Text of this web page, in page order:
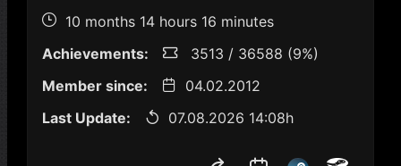
10 months 14 hours 16 minutes
Achievements:
3513 / 36588 (9%)
Member since:
04.02.2012
Last Update:
07.08.2026 14:08h